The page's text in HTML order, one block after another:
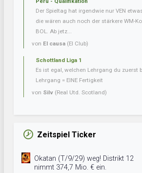
Der Spieltag hat irgendwie nur VEN
die wären auch noch der stärkere WM-
BOL. Ab jetz...
von El causa (El Club)
Schottland Liga 1
Es ist egal, welchen Lehrgang du zuerst
Lehrgang = EINE Fertigkeit
von Silv (Real Utd. Scotland)
Zeitspiel Ticker
Okatan (T/9/29) weg! Distrikt 12
nimmt 374,7 Mio. € ein.